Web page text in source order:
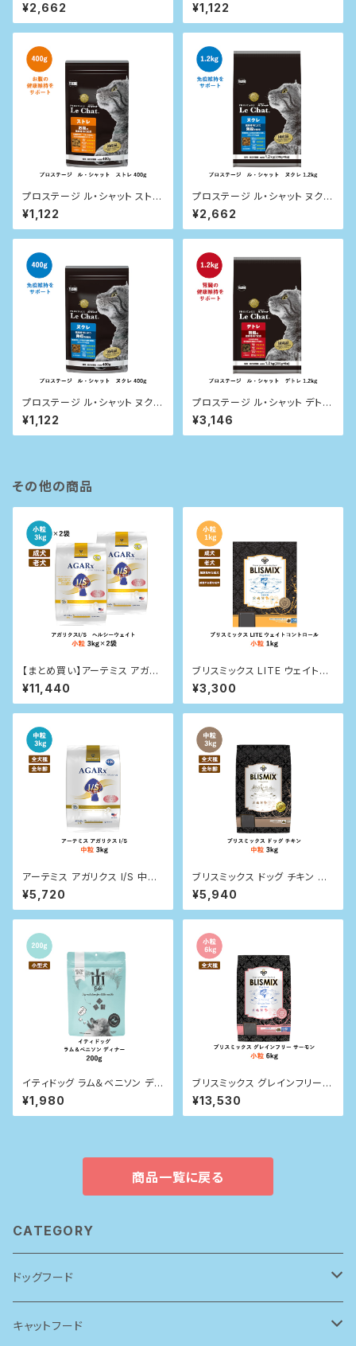
¥2,662 ¥1,122
プロステージ ル・シャット ストレ
400g
¥1,122
プロステージ ル・シャット ヌクレ
1.2kg
¥2,662
プロステージ ル・シャット ヌクレ
400kg
¥1,122
プロステージ ル・シャット デトレ
1.2kg
¥3,146
その他の商品
【まとめ買い】アーテミス アガリ
クスI/S ヘルシーウェイト 小粒
3kg×２袋
¥11,440
ブリスミックス LITE ウェイトコ
ントロール(犬用) 1kg
¥3,300
アーテミス アガリクス I/S 中粒
3kg
¥5,720
ブリスミックス ドッグ チキン 中
粒 3kg
¥5,940
イティドッグ ラム＆ベニソン ディ
ナー 200g
¥1,980
ブリスミックス グレインフリー
サーモン小粒(犬用) 6kg
¥13,530
商品一覧に戻る
CATEGORY
ドッグフード
アーテミス(アガリクスI/S)
キャットフード